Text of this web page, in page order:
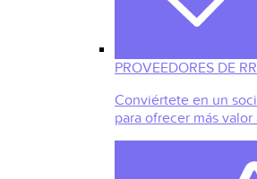
PROVEEDORES DE
Conviértete en un
para ofrecer más